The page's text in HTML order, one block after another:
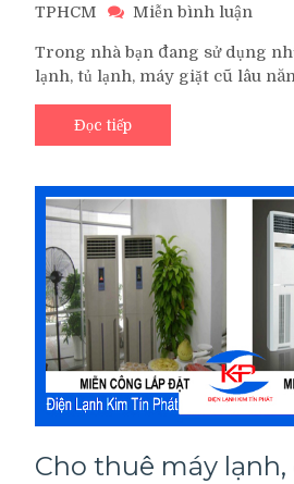
TPHCM
Miễn bình luận
Bán
Máy
Lạnh
Cũ
Trong nhà bạn đang sử dụng
lạnh, tủ lạnh, máy giặt cũ lâu
Đọc tiếp
Cho thuê máy